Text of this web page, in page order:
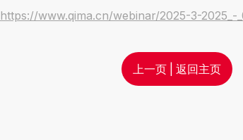
https://www.qima.cn/webinar/2025-3-2025_-
上一页 返回主页